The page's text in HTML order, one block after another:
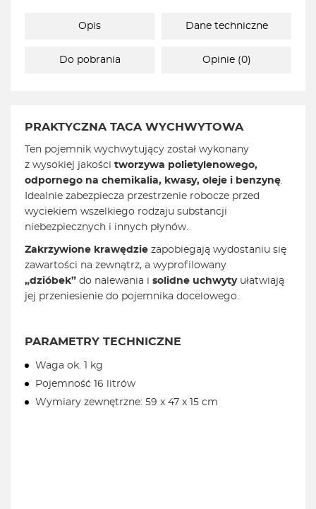
Opis Dane techniczne
Do pobrania Opinie (0)
PRAKTYCZNA TACA WYCHWYTOWA
Ten pojemnik wychwytujący został wykonany
z wysokiej jakości tworzywa polietylenowego,
odpornego na chemikalia, kwasy, oleje i benzynę.
Idealnie zabezpiecza przestrzenie robocze przed
wyciekiem wszelkiego rodzaju substancji
niebezpiecznych i innych płynów.
Zakrzywione krawędzie zapobiegają wydostaniu się
zawartości na zewnątrz, a wyprofilowany
„dzióbek” do nalewania i solidne uchwytyułatwiają
jej przeniesienie do pojemnika docelowego.
PARAMETRY TECHNICZNE
Waga ok. 1 kg
Pojemność 16 litrów
Wymiary zewnętrzne: 59 x 47 x 15 cm